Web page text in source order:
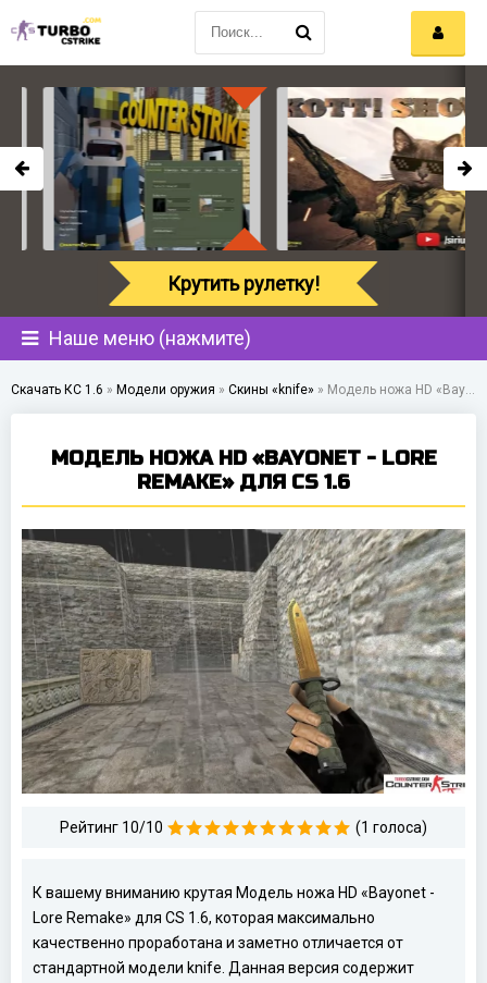
Наше меню (нажмите)
Скачать КС 1.6 » Модели оружия » Скины «knife» » Модель ножа HD «Bayonet - Lore Remake» для CS 1.6
МОДЕЛЬ НОЖА HD «BAYONET - LORE
REMAKE» ДЛЯ CS 1.6
Рейтинг 10/10 (1 голоса)
К вашему вниманию крутая Модель ножа HD «Bayonet -
Lore Remake» для CS 1.6, которая максимально
качественно проработана и заметно отличается от
стандартной модели knife. Данная версия содержит
Крутить рулетку!